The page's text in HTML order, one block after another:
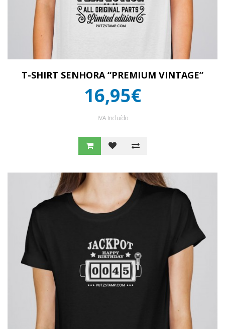
T-SHIRT SENHORA “PREMIUM VINTAGE”
16,95€
IVA Incluído